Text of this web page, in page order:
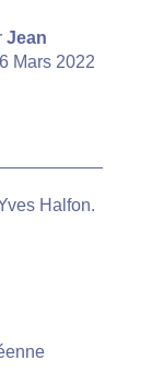
Jean
Mars 2022
Halfon.